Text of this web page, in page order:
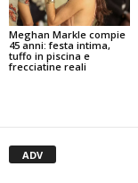
Meghan Markle compie
45 anni: festa intima,
tuffo in piscina e
frecciatine reali
ADV